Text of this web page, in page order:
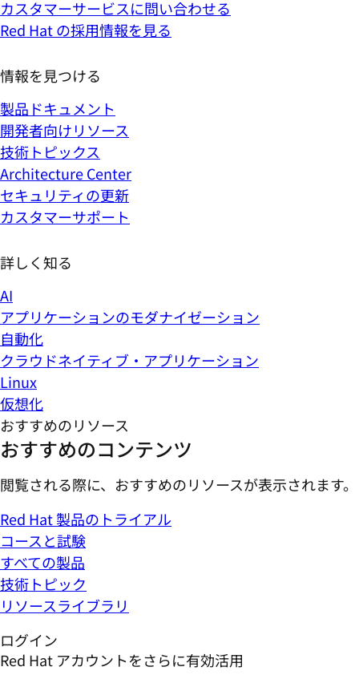
カスタマーサービスに問い合わせる
Red Hat の採用情報を見る
情報を見つける
製品ドキュメント
開発者向けリソース
技術トピックス
Architecture Center
セキュリティの更新
カスタマーサポート
詳しく知る
AI
アプリケーションのモダナイゼーション
自動化
クラウドネイティブ・アプリケーション
Linux
仮想化
おすすめのリソース
おすすめのコンテンツ
閲覧される際に、おすすめのリソースが表示されます。
Red Hat 製品のトライアル
コースと試験
すべての製品
技術トピック
リソースライブラリ
ログイン
Red Hat アカウントをさらに有効活用